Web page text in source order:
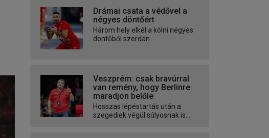
Drámai csata a védővel a
négyes döntőért
Három hely elkél a kölni négyes
döntőből szerdán...
Veszprém: csak bravúrral
van remény, hogy Berlinre
maradjon belőle
Hosszas lépéstartás után a
szegediek végül súlyosnak is...